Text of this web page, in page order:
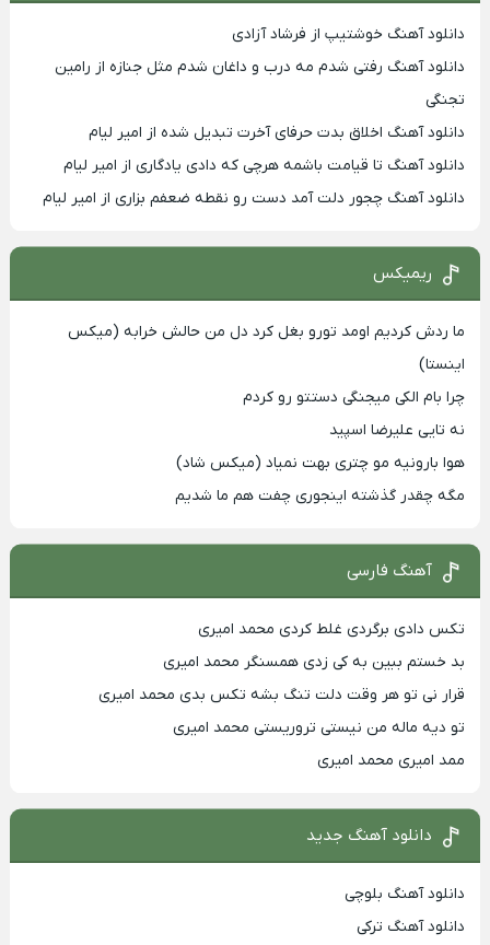
دانلود آهنگ خوشتیپ از فرشاد آزادی
دانلود آهنگ رفتی شدم مه درب و داغان شدم مثل جنازه از رامین
تجنگی
دانلود آهنگ اخلاق بدت حرفای آخرت تبدیل شده از امیر لیام
دانلود آهنگ تا قیامت باشمه هرچی که دادی یادگاری از امیر لیام
دانلود آهنگ چجور دلت آمد دست رو نقطه ضعفم بزاری از امیر لیام
ریمیکس
ما ردش کردیم اومد تورو بغل کرد دل من حالش خرابه (میکس
اینستا)
چرا بام الکی میجنگی دستتو رو کردم
نه تایی علیرضا اسپید
هوا بارونیه مو چتری بهت نمیاد (میکس شاد)
مگه چقدر گذشته اینجوری چفت هم ما شدیم
آهنگ فارسی
تکس دادی برگردی غلط کردی محمد امیری
بد خستم ببین به کی زدی همسنگر محمد امیری
قرار نی تو هر وقت دلت تنگ بشه تکس بدی محمد امیری
تو دیه ماله من نیستی تروریستی محمد امیری
ممد امیری محمد امیری
دانلود آهنگ جدید
دانلود آهنگ بلوچی
دانلود آهنگ ترکی